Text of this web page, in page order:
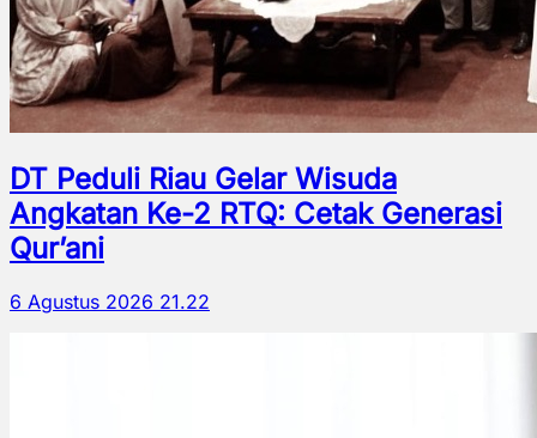
DT Peduli Riau Gelar Wisuda
Angkatan Ke-2 RTQ: Cetak Generasi
Qur’ani
6 Agustus 2026 21.22